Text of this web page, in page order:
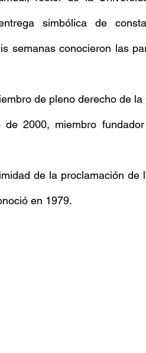
simbólica de
semanas conocieron las
de pleno derecho de la
2000, miembro
de la proclamación de
en 1979.